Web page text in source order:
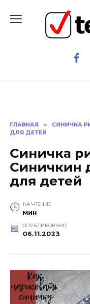
содержанию
ГЛАВНАЯ »
СИНИЧКА
ДЛЯ ДЕТЕЙ
Синичка
Синичкин
для детей
НА ЧТЕНИЕ
мин
ОПУБЛИКОВАНО
06.11.2023